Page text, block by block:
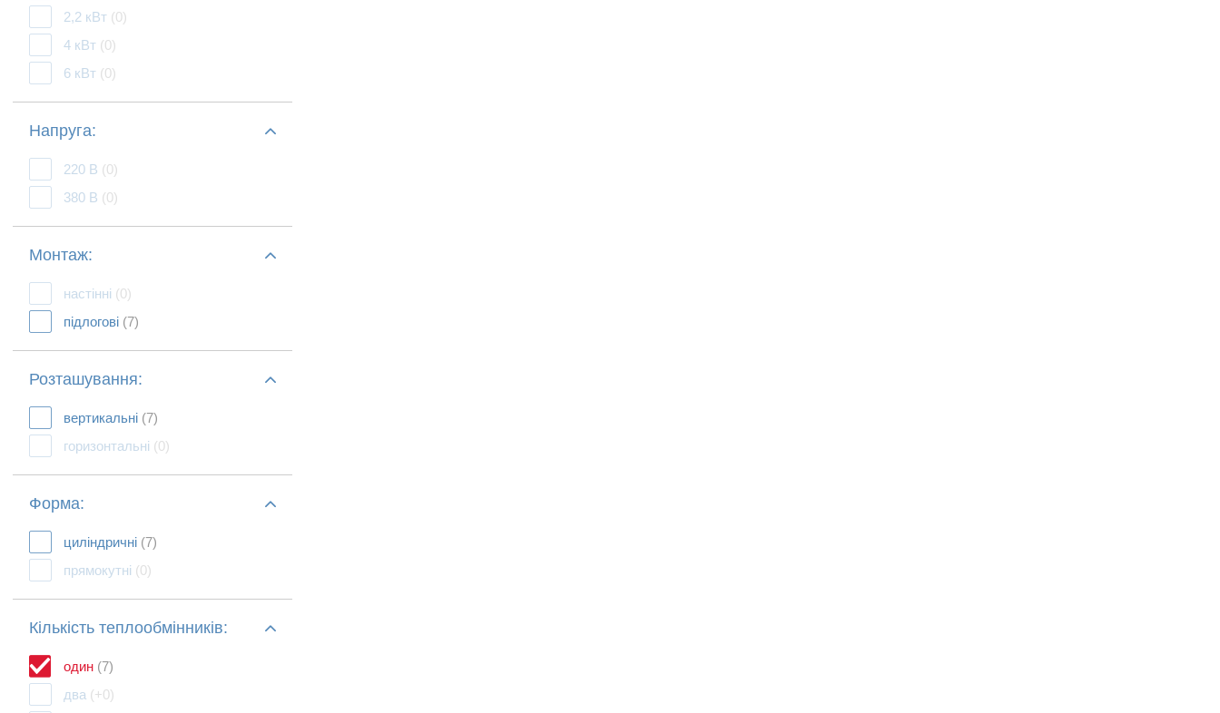
2,2 кВт (0)
4 кВт (0)
6 кВт (0)
Напруга:
220 В (0)
380 В (0)
Монтаж:
настінні (0)
підлогові (7)
Розташування:
вертикальні (7)
горизонтальні (0)
Форма:
циліндричні (7)
прямокутні (0)
Кількість теплообмінників:
один (7)
два (+0)